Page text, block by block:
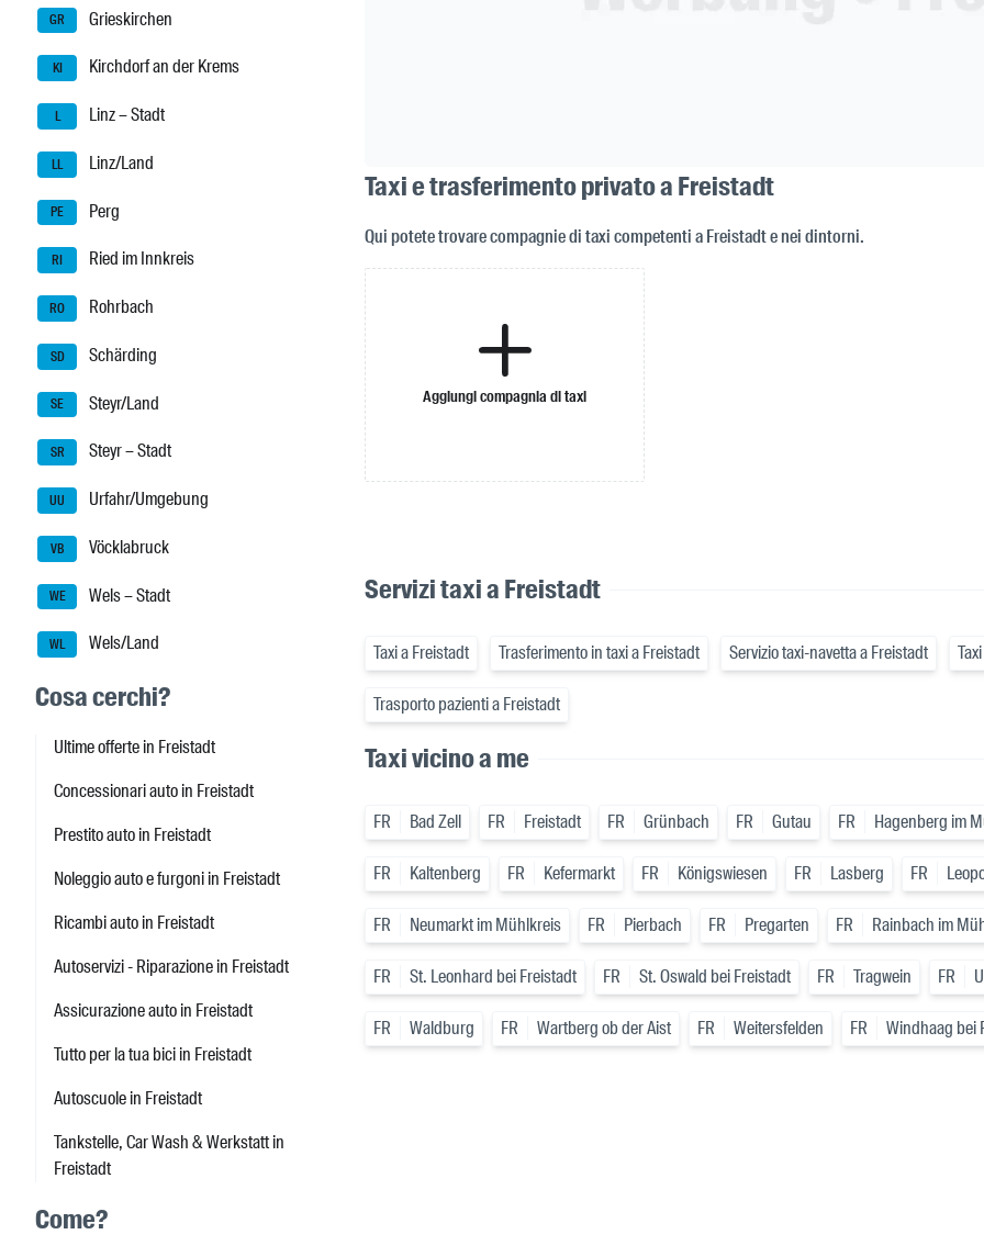
GR Grieskirchen
KI Kirchdorf an der Krems
L Linz – Stadt
LL Linz/Land
PE Perg
RI Ried im Innkreis
RO Rohrbach
SD Schärding
SE Steyr/Land
SR Steyr – Stadt
UU Urfahr/Umgebung
VB Vöcklabruck
WE Wels – Stadt
WL Wels/Land
Cosa cerchi?
Ultime offerte in Freistadt
Concessionari auto in Freistadt
Prestito auto in Freistadt
Noleggio auto e furgoni in Freistadt
Ricambi auto in Freistadt
Autoservizi - Riparazione in Freistadt
Assicurazione auto in Freistadt
Tutto per la tua bici in Freistadt
Autoscuole in Freistadt
Tankstelle, Car Wash & Werkstatt in
Freistadt
Come?
Taxi e trasferimento privato a Freistadt
Qui potete trovare compagnie di taxi competenti a Freistadt e nei dintorni.
Aggiungi compagnia di taxi
Servizi taxi a Freistadt
Taxi a Freistadt Trasferimento in taxi a Freistadt Servizio taxi-navetta a Freistadt
Trasporto pazienti a Freistadt
Taxi vicino a me
FR Bad Zell FR Freistadt FR Grünbach FR Gutau FR Hagenberg im
FR Kaltenberg FR Kefermarkt FR Königswiesen FR Lasberg FR
FR Neumarkt im Mühlkreis FR Pierbach FR Pregarten FR Rainbach im
FR St. Leonhard bei Freistadt FR St. Oswald bei Freistadt FR Tragwein FR
FR Waldburg FR Wartberg ob der Aist FR Weitersfelden FR Windhaag bei